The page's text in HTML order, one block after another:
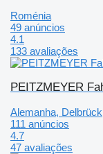
Roménia
49 anúncios
4.1
133 avaliações
PEITZMEYER
Alemanha, Delbrück
111 anúncios
4.7
47 avaliações